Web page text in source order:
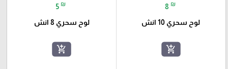
8 ₪
لوح سحري 10 انش
add_shopping_cart
5 ₪
لوح سحري 8 انش
add_shopping_cart